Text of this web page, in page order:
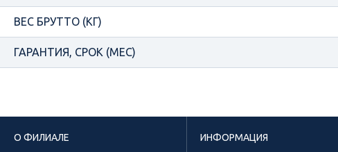
ВЕС БРУТТО (КГ)
ГАРАНТИЯ, СРОК (МЕС)
О ФИЛИАЛЕ
ИНФОРМАЦИЯ